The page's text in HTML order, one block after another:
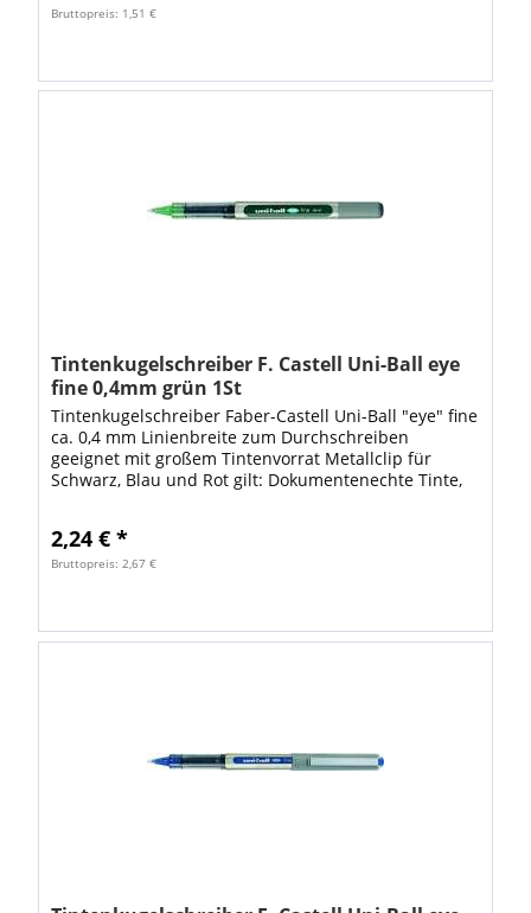
Bruttopreis: 1,51 €
Tintenkugelschreiber F. Castell Uni-Ball eye
fine 0,4mm grün 1St
Tintenkugelschreiber Faber-Castell Uni-Ball "eye" fine
ca. 0,4 mm Linienbreite zum Durchschreiben
geeignet mit großem Tintenvorrat Metallclip für
Schwarz, Blau und Rot gilt: Dokumentenechte Tinte,
2,24 € *
Bruttopreis: 2,67 €